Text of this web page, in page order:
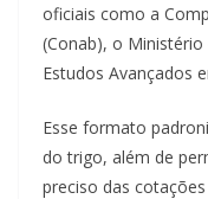
oficiais como a
(Conab), o
Estudos Avançados
Esse formato
do trigo, além de
preciso das